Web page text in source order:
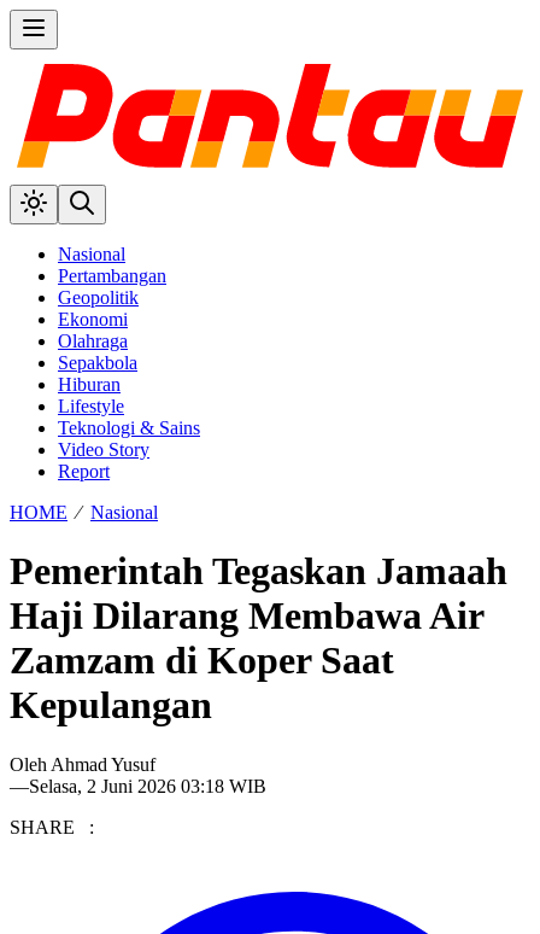
Nasional
Pertambangan
Geopolitik
Ekonomi
Olahraga
Sepakbola
Hiburan
Lifestyle
Teknologi & Sains
Video Story
Report
HOME ⁄ Nasional
Pemerintah Tegaskan Jamaah
Haji Dilarang Membawa Air
Zamzam di Koper Saat
Kepulangan
Oleh Ahmad Yusuf
—Selasa, 2 Juni 2026 03:18 WIB
SHARE :